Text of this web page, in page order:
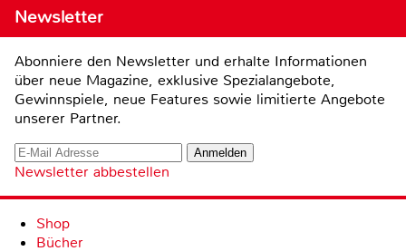
Newsletter
Abonniere den Newsletter und erhalte Informationen
über neue Magazine, exklusive Spezialangebote,
Gewinnspiele, neue Features sowie limitierte Angebote
unserer Partner.
Newsletter abbestellen
Shop
Bücher